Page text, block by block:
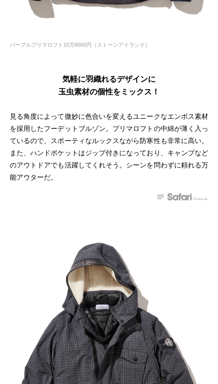
パープルプリマロフト10万8000円（ストーンアイランド）
気軽に羽織れるデザインに
玉虫素材の個性をミックス！
見る角度によって微妙に色合いを変えるユニークなエンボス素材
を採用したフーデットブルゾン。プリマロフトの中綿が薄く入っ
ているので、スポーティなルックスながら防寒性も非常に高い。
また、ハンドポケットはジップ付きになっており、キャンプなど
のアウトドアでも活躍してくれそう。シーンを問わずに頼れる万
能アウターだ。